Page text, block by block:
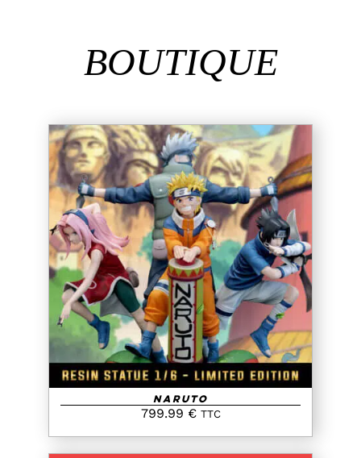
BOUTIQUE
AJOUTER AU PANIER
/
DETAILS
Naruto
799.99 € TTC